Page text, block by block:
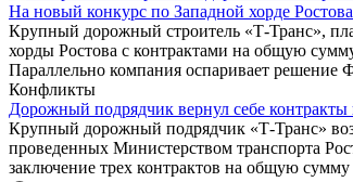
На новый конкурс по Западной хорде
Крупный дорожный строитель «Т-Транс»,
хорды Ростова с контрактами на общую
Параллельно компания оспаривает решение
Конфликты
Дорожный подрядчик вернул себе контракты
Крупный дорожный подрядчик «Т-Транс»
проведенных Министерством транспорта
заключение трех контрактов на общую